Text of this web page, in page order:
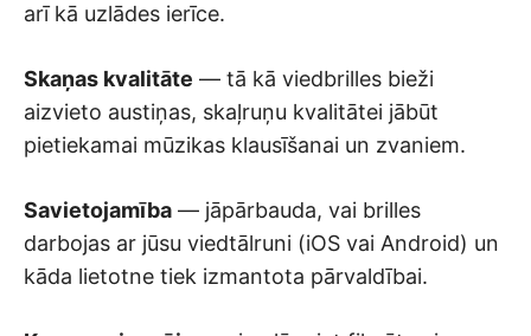
arī kā uzlādes ierīce.
Skaņas kvalitāte — tā kā viedbrilles bieži
aizvieto austiņas, skaļruņu kvalitātei jābūt
pietiekamai mūzikas klausīšanai un zvaniem.
Savietojamība — jāpārbauda, vai brilles
darbojas ar jūsu viedtālruni (iOS vai Android) un
kāda lietotne tiek izmantota pārvaldībai.